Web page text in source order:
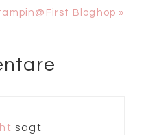
Bloghop »
sagt